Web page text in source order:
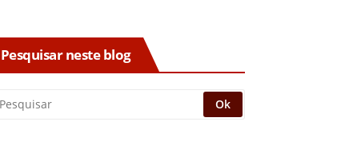
Pesquisar neste blog